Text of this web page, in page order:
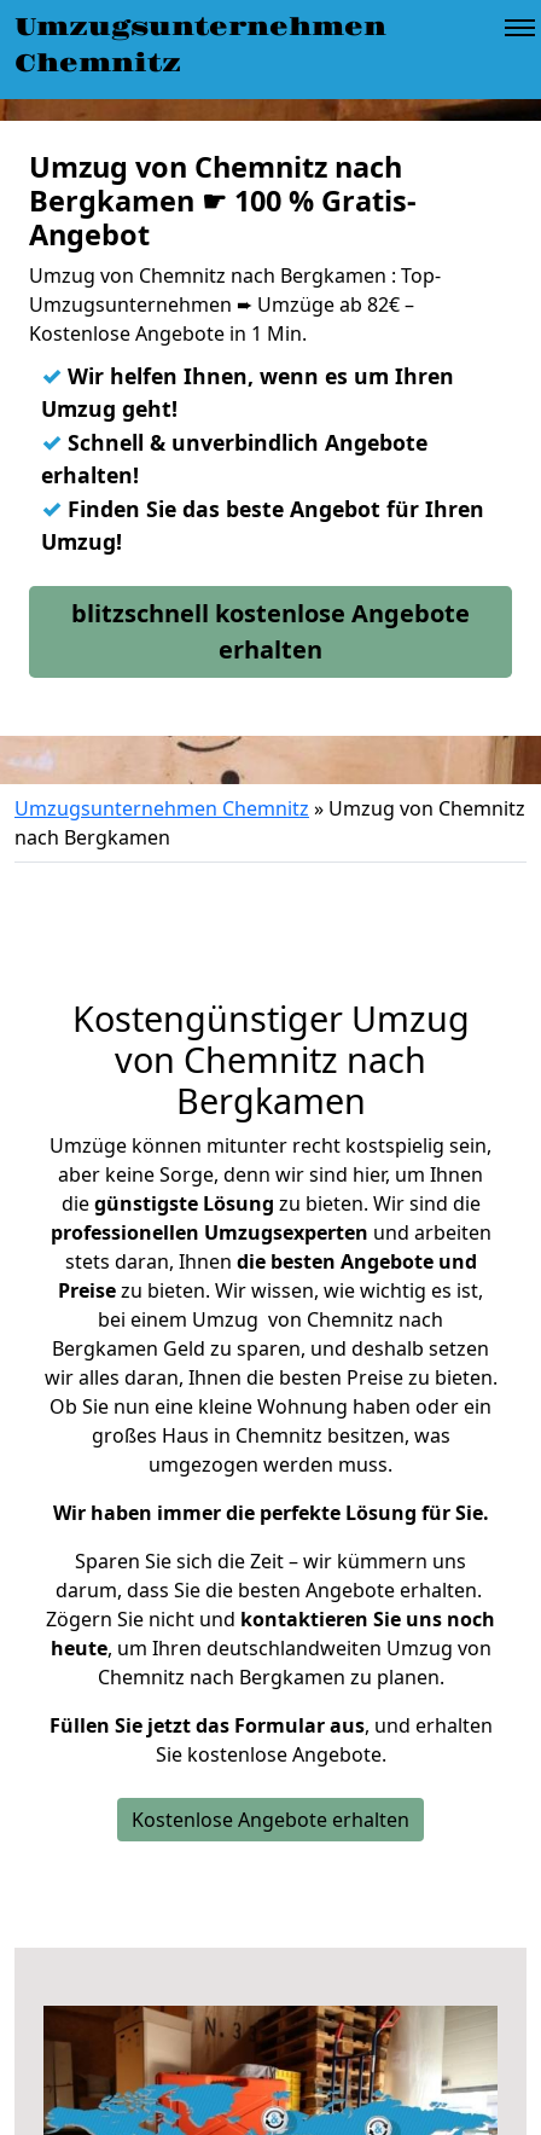
Umzugsunternehmen
Chemnitz
Umzug von Chemnitz nach
Bergkamen ☛ 100 % Gratis-
Angebot
Umzug von Chemnitz nach Bergkamen : Top-
Umzugsunternehmen ➨ Umzüge ab 82€ –
Kostenlose Angebote in 1 Min.
✓ Wir helfen Ihnen, wenn es um Ihren
Umzug geht!
✓ Schnell & unverbindlich Angebote
erhalten!
✓ Finden Sie das beste Angebot für Ihren
Umzug!
blitzschnell kostenlose Angebote
erhalten
Umzugsunternehmen Chemnitz » Umzug von Chemnitz
nach Bergkamen
Kostengünstiger Umzug
von Chemnitz nach
Bergkamen
Umzüge können mitunter recht kostspielig sein,
aber keine Sorge, denn wir sind hier, um Ihnen
diegünstigste Lösung zu bieten. Wir sind die
professionellen Umzugsexperten und arbeiten
stets daran, Ihnen die besten Angebote und
Preisezu bieten. Wir wissen, wie wichtig es ist,
bei einem Umzug von Chemnitz nach
Bergkamen Geld zu sparen, und deshalb setzen
wir alles daran, Ihnen die besten Preise zu bieten.
Ob Sie nun eine kleine Wohnung haben oder ein
großes Haus in Chemnitz besitzen, was
umgezogen werden muss.
Wir haben immer die perfekte Lösung für Sie.
Sparen Sie sich die Zeit – wir kümmern uns
darum, dass Sie die besten Angebote erhalten.
Zögern Sie nicht und kontaktieren Sie uns noch
heute, um Ihren deutschlandweiten Umzug von
Chemnitz nach Bergkamen zu planen.
Füllen Sie jetzt das Formular aus, und erhalten
Sie kostenlose Angebote.
Kostenlose Angebote erhalten